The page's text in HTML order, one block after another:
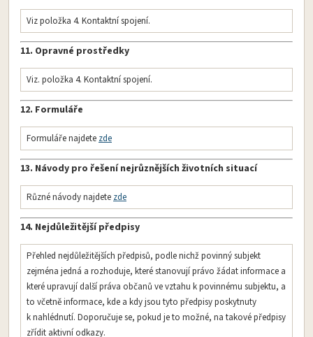
Viz položka 4. Kontaktní spojení.
11. Opravné prostředky
Viz. položka 4. Kontaktní spojení.
12. Formuláře
Formuláře najdete zde
13. Návody pro řešení nejrůznějších životních situací
Různé návody najdete zde
14. Nejdůležitější předpisy
Přehled nejdůležitějších předpisů, podle nichž povinný subjekt
zejména jedná a rozhoduje, které stanovují právo žádat informace a
které upravují další práva občanů ve vztahu k povinnému subjektu, a
to včetně informace, kde a kdy jsou tyto předpisy poskytnuty
k nahlédnutí. Doporučuje se, pokud je to možné, na takové předpisy
zřídit aktivní odkazy.